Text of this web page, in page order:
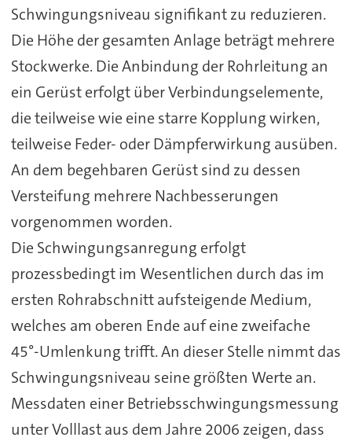
Schwingungsniveau signifikant zu reduzieren.
Die Höhe der gesamten Anlage beträgt mehrere
Stockwerke. Die Anbindung der Rohrleitung an
ein Gerüst erfolgt über Verbindungselemente,
die teilweise wie eine starre Kopplung wirken,
teilweise Feder- oder Dämpferwirkung ausüben.
An dem begehbaren Gerüst sind zu dessen
Versteifung mehrere Nachbesserungen
vorgenommen worden.
Die Schwingungsanregung erfolgt
prozessbedingt im Wesentlichen durch das im
ersten Rohrabschnitt aufsteigende Medium,
welches am oberen Ende auf eine zweifache
45°-Umlenkung trifft. An dieser Stelle nimmt das
Schwingungsniveau seine größten Werte an.
Messdaten einer Betriebsschwingungsmessung
unter Volllast aus dem Jahre 2006 zeigen, dass